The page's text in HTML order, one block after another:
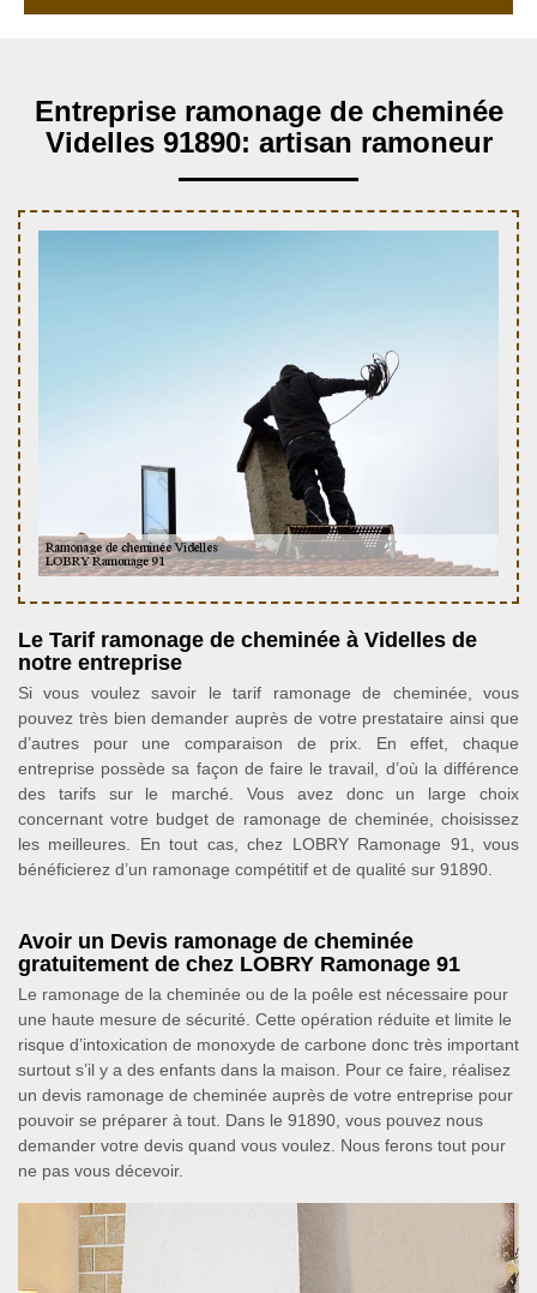
Entreprise ramonage de cheminée
Videlles 91890: artisan ramoneur
Le Tarif ramonage de cheminée à Videlles de
notre entreprise
Si vous voulez savoir le tarif ramonage de cheminée, vous
pouvez très bien demander auprès de votre prestataire ainsi que
d’autres pour une comparaison de prix. En effet, chaque
entreprise possède sa façon de faire le travail, d’où la différence
des tarifs sur le marché. Vous avez donc un large choix
concernant votre budget de ramonage de cheminée, choisissez
les meilleures. En tout cas, chez LOBRY Ramonage 91, vous
bénéficierez d’un ramonage compétitif et de qualité sur 91890.
Avoir un Devis ramonage de cheminée
gratuitement de chez LOBRY Ramonage 91
Le ramonage de la cheminée ou de la poêle est nécessaire pour
une haute mesure de sécurité. Cette opération réduite et limite le
risque d’intoxication de monoxyde de carbone donc très important
surtout s’il y a des enfants dans la maison. Pour ce faire, réalisez
un devis ramonage de cheminée auprès de votre entreprise pour
pouvoir se préparer à tout. Dans le 91890, vous pouvez nous
demander votre devis quand vous voulez. Nous ferons tout pour
ne pas vous décevoir.